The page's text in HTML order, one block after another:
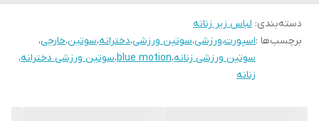
دسته‌بندی: لباس زیر زنانه
برچسب‌ها :اسپورت،ورزشی،سوتین ورزشی،دخترانه،سوتین،خارجی،
سوتین ورزشی زنانه،blue motion،سوتین ورزشی دخترانه،
زنانه